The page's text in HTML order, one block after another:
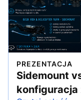
PREZENTACJA
Sidemount
konfiguracja